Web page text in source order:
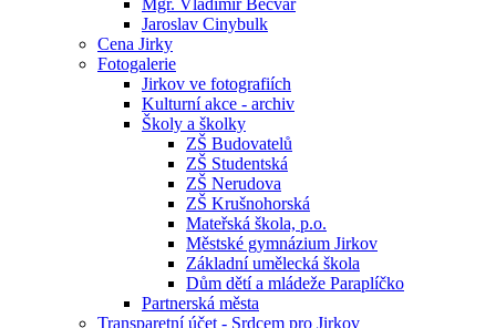
Mgr. Vladimír Bečvář
Jaroslav Cinybulk
Cena Jirky
Fotogalerie
Jirkov ve fotografiích
Kulturní akce - archiv
Školy a školky
ZŠ Budovatelů
ZŠ Studentská
ZŠ Nerudova
ZŠ Krušnohorská
Mateřská škola, p.o.
Městské gymnázium Jirkov
Základní umělecká škola
Dům dětí a mládeže Paraplíčko
Partnerská města
Transparetní účet - Srdcem pro Jirkov